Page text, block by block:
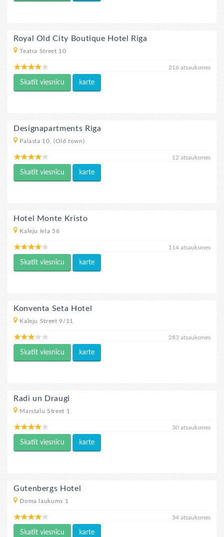
Royal Old City Boutique Hotel Riga
Teatra Street 10
216 atsauksmes
Skatīt viesnīcu karte
Designapartments Riga
Palasta 10, (Old town)
12 atsauksmes
Skatīt viesnīcu karte
Hotel Monte Kristo
Kaleju Iela 56
114 atsauksmes
Skatīt viesnīcu karte
Konventa Seta Hotel
Kaleju Street 9/11
283 atsauksmes
Skatīt viesnīcu karte
Radi un Draugi
Marstalu Street 1
30 atsauksmes
Skatīt viesnīcu karte
Gutenbergs Hotel
Doma laukums 1
34 atsauksmes
Skatīt viesnīcu karte